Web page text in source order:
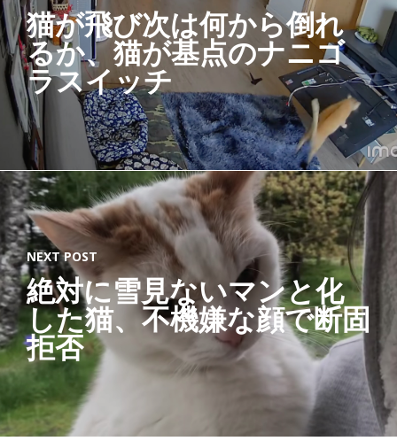
猫が飛び次は何から倒れ
るか、猫が基点のナニゴ
ラスイッチ
NEXT POST
絶対に雪見ないマンと化
した猫、不機嫌な顔で断固
拒否